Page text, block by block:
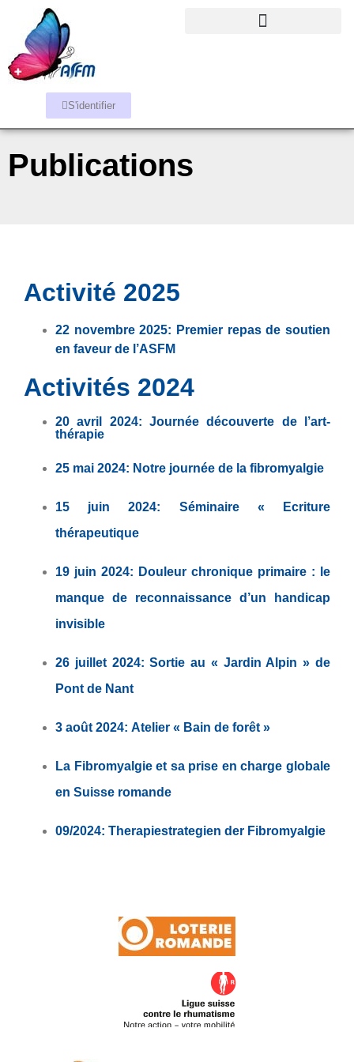
S'identifier
Publications
Activité 2025
22 novembre 2025: Premier repas de soutien
en faveur de l’ASFM
Activités 2024
20 avril 2024: Journée découverte de l’art-
thérapie
25 mai 2024: Notre journée de la fibromyalgie
15 juin 2024: Séminaire « Ecriture
thérapeutique
19 juin 2024: Douleur chronique primaire : le
manque de reconnaissance d’un handicap
invisible
26 juillet 2024:Sortie au « Jardin Alpin » de
Pont de Nant
3 août 2024: Atelier « Bain de forêt »
La Fibromyalgie et sa prise en charge globale
en Suisse romande
09/2024: Therapiestrategien der Fibromyalgie